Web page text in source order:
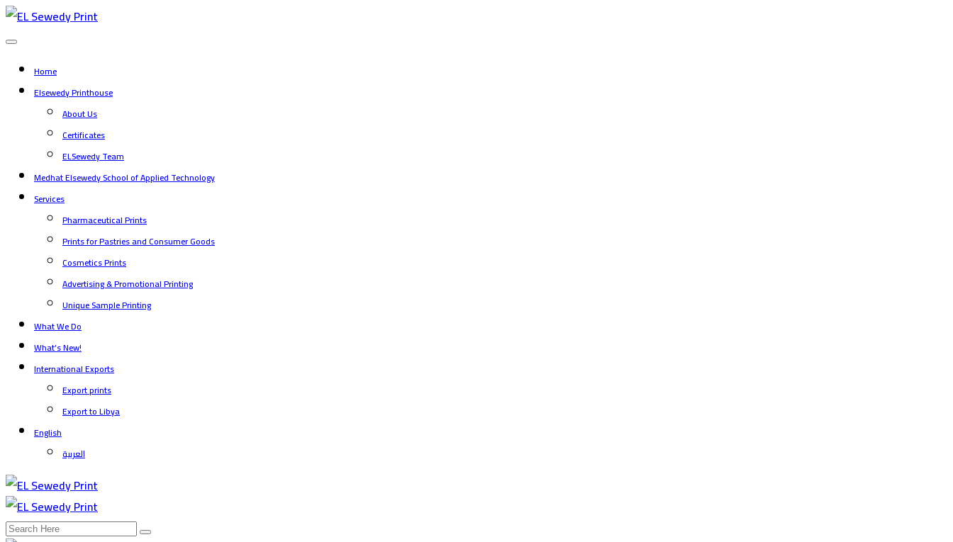
طباعة
علب
شوكولاتة:
تخصيص
كامل
وبأوزان
متعددة
Home
Elsewedy Printhouse
About Us
Certificates
ELSewedy Team
Medhat Elsewedy School of Applied Technology
Services
Pharmaceutical Prints
Prints for Pastries and Consumer Goods
Cosmetics Prints
Advertising & Promotional Printing
Unique Sample Printing
What We Do
What’s New!
International Exports
Export prints
Export to Libya
English
العربية